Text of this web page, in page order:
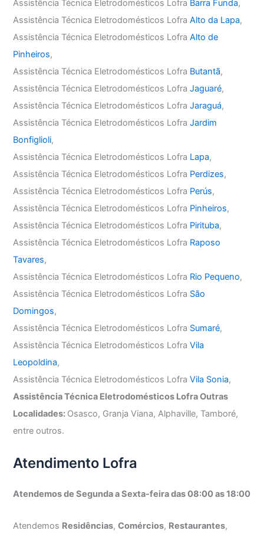
Assistência Técnica Eletrodomésticos Lofra Barra Funda,
Assistência Técnica Eletrodomésticos LofraAlto da Lapa,
Assistência Técnica Eletrodomésticos LofraAlto de
Pinheiros,
Assistência Técnica Eletrodomésticos Lofra Butantã,
Assistência Técnica Eletrodomésticos LofraJaguaré,
Assistência Técnica Eletrodomésticos LofraJaraguá,
Assistência Técnica Eletrodomésticos LofraJardim
Bonfiglioli,
Assistência Técnica Eletrodomésticos Lofra Lapa,
Assistência Técnica Eletrodomésticos Lofra Perdizes,
Assistência Técnica Eletrodomésticos Lofra Perús,
Assistência Técnica Eletrodomésticos Lofra Pinheiros,
Assistência Técnica Eletrodomésticos Lofra Pirituba,
Assistência Técnica Eletrodomésticos Lofra Raposo
Tavares,
Assistência Técnica Eletrodomésticos Lofra Rio Pequeno,
Assistência Técnica Eletrodomésticos Lofra São
Domingos,
Assistência Técnica Eletrodomésticos Lofra Sumaré,
Assistência Técnica Eletrodomésticos LofraVila
Leopoldina,
Assistência Técnica Eletrodomésticos LofraVila Sonia,
Assistência Técnica Eletrodomésticos Lofra Outras
Localidades: Osasco, Granja Viana, Alphaville, Tamboré,
entre outros.
Atendimento Lofra
Atendemos de Segunda a Sexta-feira das 08:00 as 18:00
Atendemos Residências,Comércios, Restaurantes,